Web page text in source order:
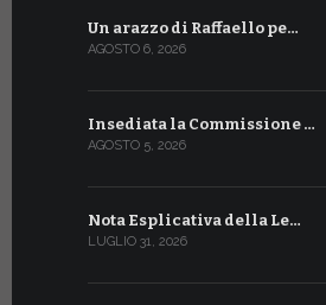
Un arazzo di Raffaello pe…
AGOSTO 6, 2026
Insediata la Commissione …
AGOSTO 5, 2026
Nota Esplicativa della Le…
LUGLIO 31, 2026